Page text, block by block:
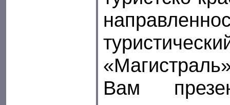
Вам